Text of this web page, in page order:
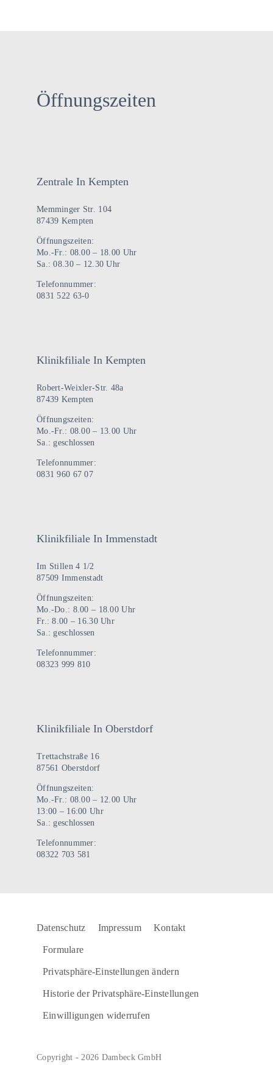
Öffnungszeiten
Zentrale In Kempten
Memminger Str. 104
87439 Kempten
Öffnungszeiten:
Mo.-Fr.: 08.00 – 18.00 Uhr
Sa.: 08.30 – 12.30 Uhr
Telefonnummer:
0831 522 63-0
Klinikfiliale In Kempten
Robert-Weixler-Str. 48a
87439 Kempten
Öffnungszeiten:
Mo.-Fr.: 08.00 – 13.00 Uhr
Sa.: geschlossen
Telefonnummer:
0831 960 67 07
Klinikfiliale In Immenstadt
Im Stillen 4 1/2
87509 Immenstadt
Öffnungszeiten:
Mo.-Do.: 8.00 – 18.00 Uhr
Fr.: 8.00 – 16.30 Uhr
Sa.: geschlossen
Telefonnummer:
08323 999 810
Klinikfiliale In Oberstdorf
Trettachstraße 16
87561 Oberstdorf
Öffnungszeiten:
Mo.-Fr.: 08.00 – 12.00 Uhr
13:00 – 16:00 Uhr
Sa.: geschlossen
Telefonnummer:
08322 703 581
Datenschutz Impressum Kontakt
Formulare
Privatsphäre-Einstellungen ändern
Historie der Privatsphäre-Einstellungen
Einwilligungen widerrufen
Copyright - 2026 Dambeck GmbH